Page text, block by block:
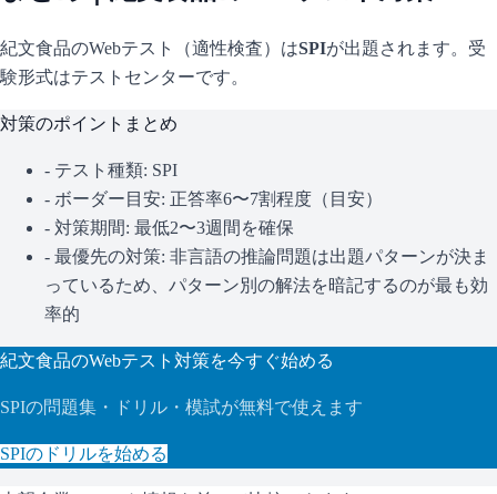
紀文食品のWebテスト（適性検査）はSPIが出題されます。 受
験形式はテストセンターです。
対策のポイントまとめ
- テスト種類: SPI
- ボーダー目安: 正答率6〜7割程度（目安）
- 対策期間: 最低2〜3週間を確保
- 最優先の対策: 非言語の推論問題は出題パターンが決ま
っているため、パターン別の解法を暗記するのが最も効
率的
紀文食品のWebテスト対策を今すぐ始める
SPIの問題集・ドリル・模試が無料で使えます
SPIのドリルを始める